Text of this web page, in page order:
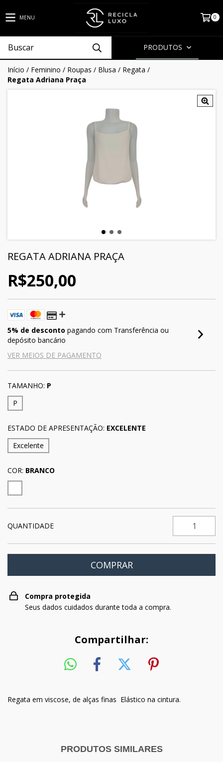
MENU 0
PRODUTOS
Início / Feminino / Roupas / Blusa / Regata /
Regata Adriana Praça
REGATA ADRIANA PRAÇA
R$250,00
5% de desconto pagando com Transferência ou
depósito bancário
VER MEIOS DE PAGAMENTO
TAMANHO: P
P
ESTADO DE APRESENTAÇÃO: EXCELENTE
Excelente
COR: BRANCO
QUANTIDADE
Compra protegida
Seus dados cuidados durante toda a compra.
Compartilhar:
Regata em viscose, de alças finas Elástico na cintura.
PRODUTOS SIMILARES